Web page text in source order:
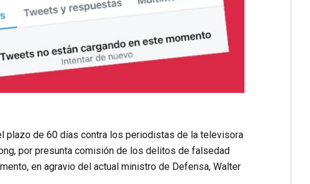
plazo de 60 días contra los periodistas de la televisora
por presunta comisión de los delitos de falsedad
en agravio del actual ministro de Defensa, Walter